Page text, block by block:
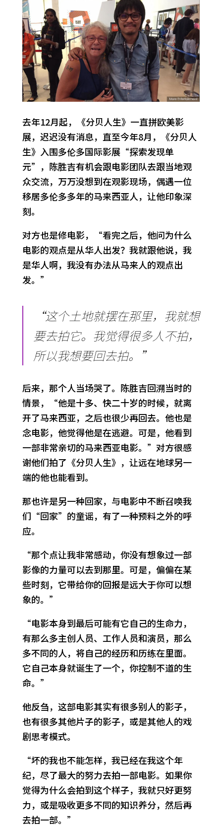
去年12月起，《分贝人生》一直拼欧美影
展，迟迟没有消息，直至今年8月，《分贝人
生》入围多伦多国际影展“探索发现单
元”，陈胜吉有机会跟电影团队去跟当地观
众交流，万万没想到在观影现场，偶遇一位
移居多伦多多年的马来西亚人，让他印象深
刻。
对方也是修电影，“看完之后，他问为什么
电影的观点是从华人出发？我就跟他说，我
是华人啊，我没有办法从马来人的观点出
发。”
“这个土地就摆在那里，我就想
要去拍它。我觉得很多人不拍，
所以我想要回去拍。”
后来，那个人当场哭了。陈胜吉回溯当时的
情景，“他是十多、快二十岁的时候，就离
开了马来西亚，之后也很少再回去。他也是
念电影，他觉得他是在逃避。可是，他看到
一部非常亲切的马来西亚电影。”对方很感
谢他们拍了《分贝人生》，让远在地球另一
端的他也能看到。
那也许是另一种回家，与电影中不断召唤我
们“回家”的童谣，有了一种预料之外的呼
应。
“那个点让我非常感动，你没有想象过一部
影像的力量可以去到那里。可是，偏偏在某
些时刻，它带给你的回报是远大于你可以想
象的。”
“电影本身到最后可能有它自己的生命力，
有那么多主创人员、工作人员和演员，那么
多不同的人，将自己的经历和历练在里面。
它自己本身就诞生了一个，你控制不道的生
命。”
他反刍，这部电影其实有很多别人的影子，
也有很多其他片子的影子，或是其他人的戏
剧思考模式。
“坏的我也不能怎样，我已经在我这个年
纪，尽了最大的努力去拍一部电影。如果你
觉得为什么会拍到这个样子，我就只好更努
力，或是吸收更多不同的知识养分，然后再
去拍一部。”